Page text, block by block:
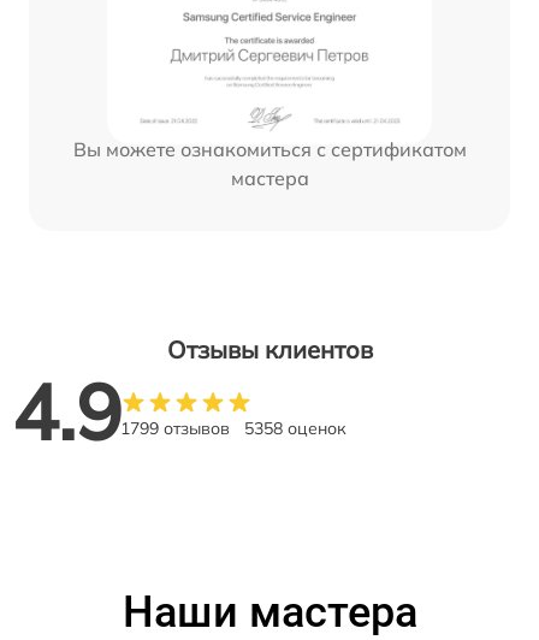
Вы можете ознакомиться с сертификатом
мастера
Отзывы клиентов
4.91799 отзывов 5358 оценок
Наши мастера